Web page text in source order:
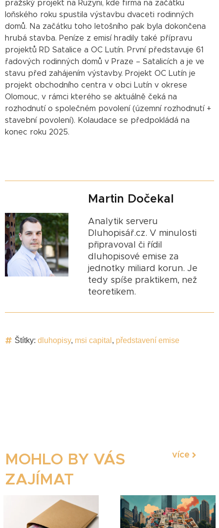
pražský projekt na Ruzyni, kde firma na začátku
loňského roku spustila výstavbu dvaceti rodinných
domů. Na začátku toho letošního pak byla dokončena
hrubá stavba. Peníze z emisí hradily také přípravu
projektů RD Satalice a OC Lutín. První představuje 61
řadových rodinných domů v Praze – Satalicích a je ve
stavu před zahájením výstavby. Projekt OC Lutín je
projekt obchodního centra v obci Lutín v okrese
Olomouc, v rámci kterého se aktuálně čeká na
rozhodnutí o společném povolení (územní rozhodnutí +
stavební povolení). Kolaudace se předpokládá na
konec roku 2025.
Martin Dočekal
Analytik serveru
Dluhopisář.cz. V minulosti
připravoval či řídil
dluhopisové emise za
jednotky miliard korun. Je
tedy spíše praktikem, než
teoretikem.
Štítky: dluhopisy, msi capital , představení emise
MOHLO BY VÁS
ZAJÍMAT
více